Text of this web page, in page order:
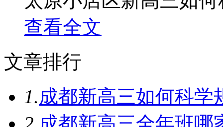
查看全文
文章排行
1.成都新高三如何科学